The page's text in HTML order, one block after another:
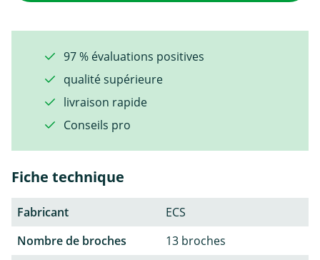
97 % évaluations positives
qualité supérieure
livraison rapide
Conseils pro
Fiche technique
Fabricant
ECS
Nombre de broches
13 broches